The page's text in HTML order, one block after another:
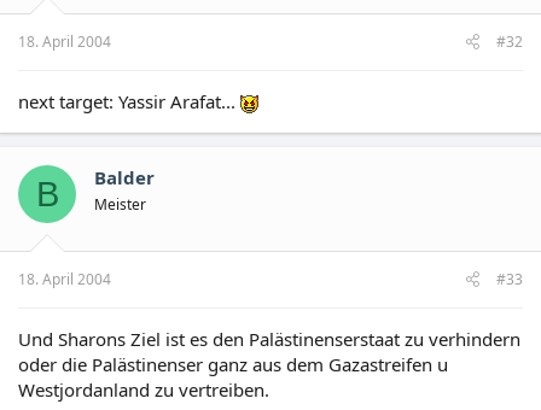
18. April 2004 #32
next target: Yassir Arafat...
B Balder
Meister
18. April 2004 #33
Und Sharons Ziel ist es den Palästinenserstaat zu verhindern
oder die Palästinenser ganz aus dem Gazastreifen u
Westjordanland zu vertreiben.